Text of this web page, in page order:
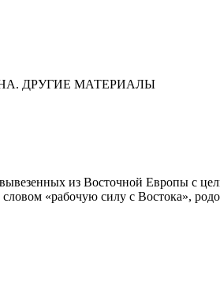
ДРУГИЕ МАТЕРИАЛЫ
из Восточной Европы с
«рабочую силу с Востока»,